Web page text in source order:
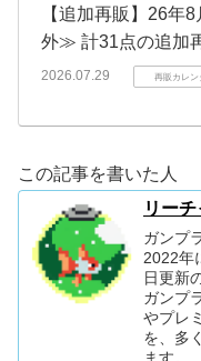
【追加再販】26年
外≫ 計31点の追加
2026.07.29 再販カレン
この記事を書いた人
リーチ
ガンプ
2022年
日更新
ガンプ
やプレ
を、多
ます。